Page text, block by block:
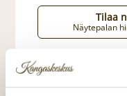
Tilaa
Näytepalan